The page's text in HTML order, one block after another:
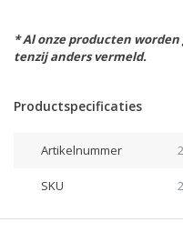
* Al onze producten
tenzij anders vermeld.
Productspecificaties
Artikelnummer
SKU